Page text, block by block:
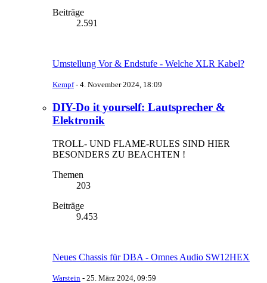
Beiträge
2.591
Umstellung Vor & Endstufe - Welche XLR Kabel?
Kempf- 4. November 2024, 18:09
DIY-Do it yourself: Lautsprecher &
Elektronik
TROLL- UND FLAME-RULES SIND HIER
BESONDERS ZU BEACHTEN !
Themen
203
Beiträge
9.453
Neues Chassis für DBA - Omnes Audio SW12HEX
Warstein - 25. März 2024, 09:59